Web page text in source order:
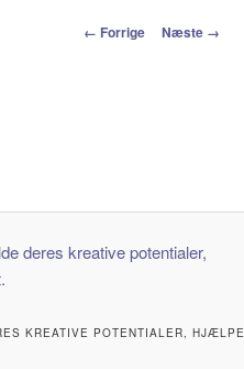
Billednavigation
← Forrige Næste →
KREATIVE POTENTIALER, HJÆLPE